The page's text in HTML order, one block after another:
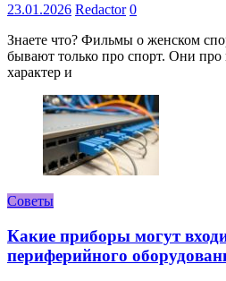
23.01.2026 Redactor 0
Знаете что? Фильмы о женском
бывают только про спорт. Они про
характер и
Советы
Какие приборы могут
периферийного